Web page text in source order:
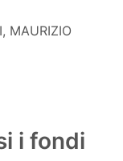
MAURIZIO
i fondi